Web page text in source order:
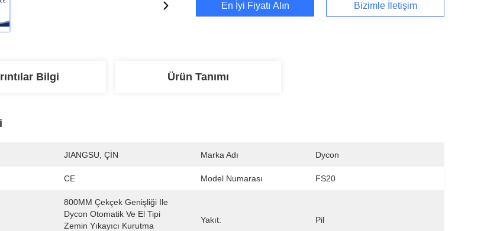
En İyi Fiyatı Alın Bizimle İletişim
Bilgi Ürün Tanımı
JIANGSU, ÇİN Marka Adı Dycon
CE Model Numarası FS20
800MM Çekçek Genişliği Ile
Dycon Otomatik Ve El Tipi
Zemin Yıkayıcı Kurutma
Yakıt: Pil